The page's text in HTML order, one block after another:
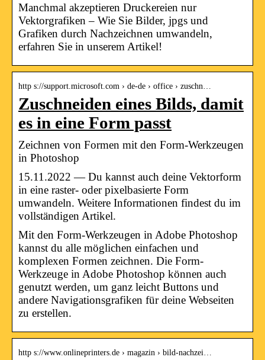
Manchmal akzeptieren Druckereien nur
Vektorgrafiken – Wie Sie Bilder, jpgs und
Grafiken durch Nachzeichnen umwandeln,
erfahren Sie in unserem Artikel!
http s://support.microsoft.com › de-de › office › zuschn…
Zuschneiden eines Bilds, damit
es in eine Form passt
Zeichnen von Formen mit den Form-Werkzeugen
in Photoshop
15.11.2022 — Du kannst auch deine Vektorform
in eine raster- oder pixelbasierte Form
umwandeln. Weitere Informationen findest du im
vollständigen Artikel.
Mit den Form-Werkzeugen in Adobe Photoshop
kannst du alle möglichen einfachen und
komplexen Formen zeichnen. Die Form-
Werkzeuge in Adobe Photoshop können auch
genutzt werden, um ganz leicht Buttons und
andere Navigationsgrafiken für deine Webseiten
zu erstellen.
http s://www.onlineprinters.de › magazin › bild-nachzei…